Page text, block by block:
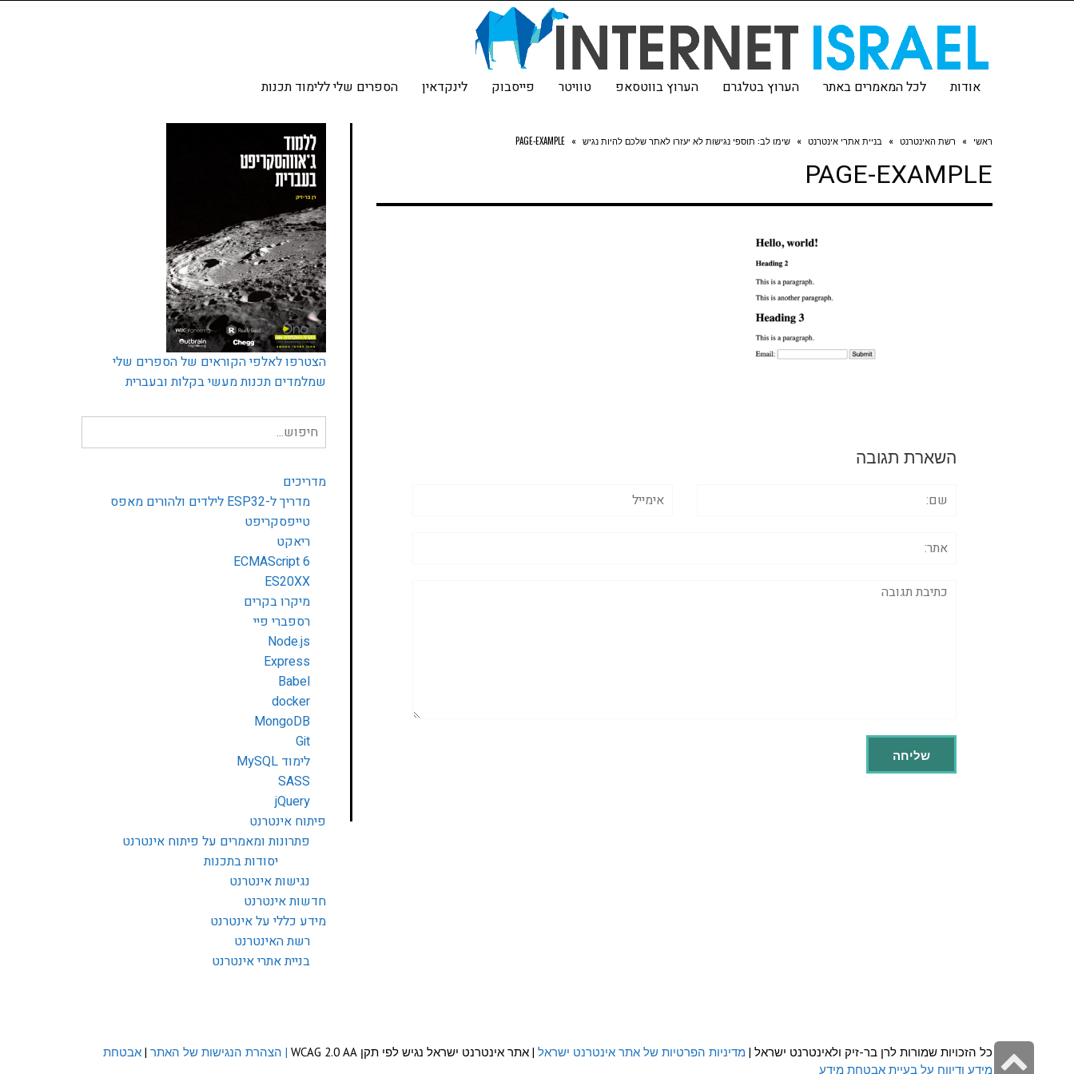
אודות לכל המאמרים באתר הערוץ בטלגרם הערוץ בווטסאפ טוויטר פייסבוק לינקדאין הספרים שלי ללימוד תכנות
ראשי » רשת האינטרנט » בניית אתרי אינטרנט » שימו לב: תוספי נגישות לא יעזרו לאתר שלכם להיות נגיש »
PAGE-EXAMPLE
PAGE-EXAMPLE
השארת תגובה
תגובה
הצטרפו לאלפי הקוראים של הספרים שלי
שמלמדים תכנות מעשי בקלות ובעברית
חיפוש
עבור:
מדריכים
מדריך ל-ESP32 לילדים ולהורים מאפס
טייפסקריפט
ריאקט
ECMAScript 6
ES20XX
מיקרו בקרים
רספברי פיי
Node.js
Express
Babel
docker
MongoDB
Git
לימוד MySQL
SASS
jQuery
פיתוח אינטרנט
פתרונות ומאמרים על פיתוח אינטרנט
יסודות בתכנות
נגישות אינטרנט
חדשות אינטרנט
מידע כללי על אינטרנט
רשת האינטרנט
בניית אתרי אינטרנט
כל הזכויות שמורות לרן בר-זיק ולאינטרנט ישראל | מדיניות הפרטיות של אתר אינטרנט ישראל | אתר אינטרנט ישראל נגיש לפי תקן WCAG 2.0 AA | הצהרת הנגישות של האתר | אבטחת
מידע ודיווח על בעיית אבטחת מידע
גלילה